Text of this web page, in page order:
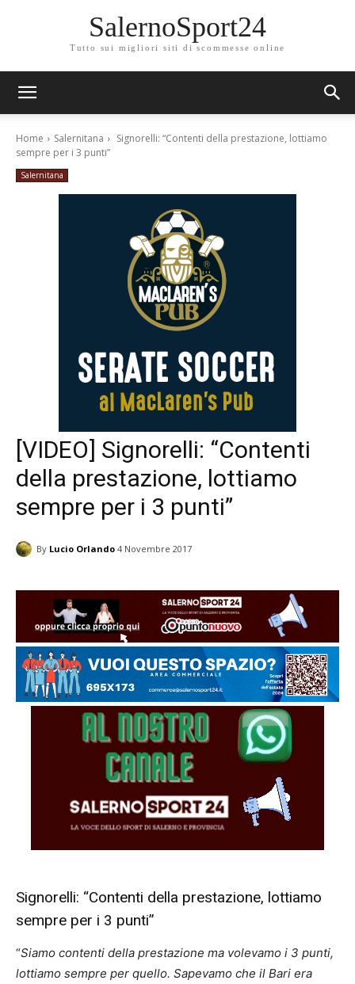
SalernoSport24
Tutto sui migliori siti di scommesse online
Home Salernitana
Signorelli: “Contenti della prestazione, lottiamo
sempre per i 3 punti”
Salernitana
[VIDEO] Signorelli: “Contenti
della prestazione, lottiamo
sempre per i 3 punti”
By Lucio Orlando 4 Novembre 2017
Signorelli: “Contenti della prestazione, lottiamo
sempre per i 3 punti”
“Siamo contenti della prestazione ma volevamo i 3 punti,
lottiamo sempre per quello. Sapevamo che il Bari era